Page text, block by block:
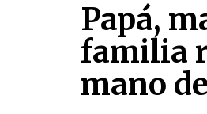
Papá,
familia
mano